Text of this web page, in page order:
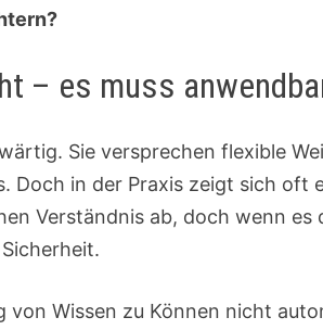
– es muss
Sie versprechen flexible
Doch in der Praxis zeigt sich oft
Verständnis ab, doch wenn
von Wissen zu Können nicht